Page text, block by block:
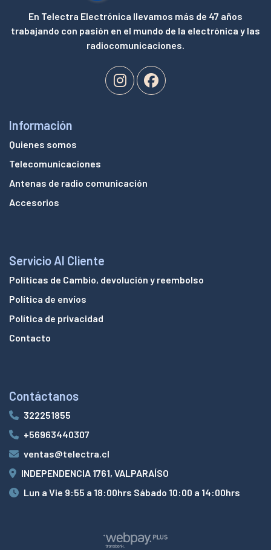
En Telectra Electrónica llevamos más de 47 años
trabajando con pasión en el mundo de la electrónica y las
radiocomunicaciones.
Información
Quienes somos
Telecomunicaciones
Antenas de radio comunicación
Accesorios
Servicio Al Cliente
Políticas de Cambio, devolución y reembolso
Política de envíos
Política de privacidad
Contacto
Contáctanos
322251855
+56963440307
ventas@telectra.cl
INDEPENDENCIA 1761, VALPARAÍSO
Lun a Vie 9:55 a 18:00hrs Sábado 10:00 a 14:00hrs